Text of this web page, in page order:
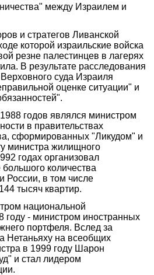
между Израилем и
и стратегов Ливанской
которой израильские войска
резне палестинцев в лагерях
В результате расследования
суда Израиля
оценке ситуации" и
годов являлся министром
в правительствах
сформированных "Ликудом" и
министра жилищного
годах организовал
количества
России, в том числе
тысяч квартир.
национальной
году - министром иностранных
портфеля. Вслед за
Нетаньяху на всеобщих
в 1999 году Шарон
и стал лидером